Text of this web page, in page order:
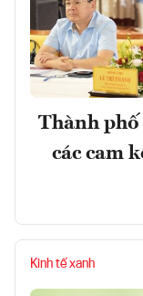
Thành
các cam
Kinh tế xanh